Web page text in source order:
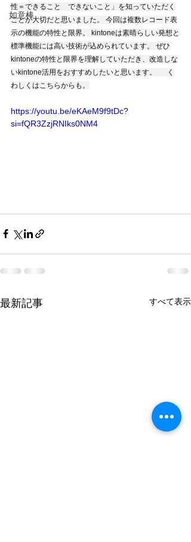
如意棒
性＝できること　できないこと」を知っていただく
ことが大切だと思いました。 今回は複数レコード表
示の機能の特性と限界。 kintoneは素晴らしい発想と
標準機能には高い技術が込められています。 ぜひ
kintoneの特性と限界を理解していただき、改造しな
いkintone活用をおすすめしたいと思います。 　 く
わしくはこちらからも。
https://youtu.be/eKAeM9f9tDc?
si=fQR3ZzjRNIks0NM4
最新記事 すべて表示